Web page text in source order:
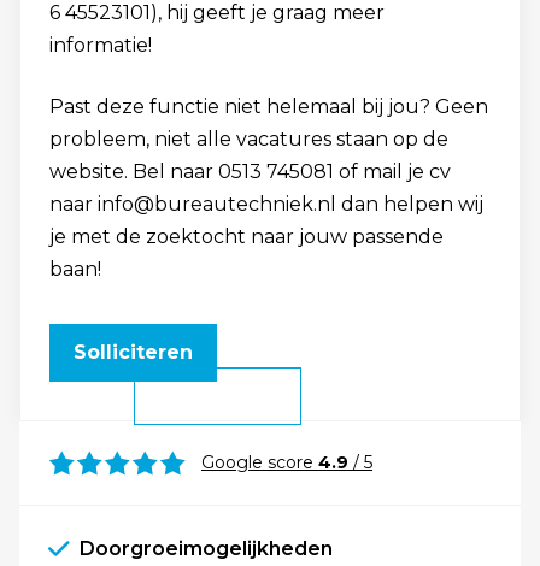
6 45523101), hij geeft je graag meer
informatie!
Past deze functie niet helemaal bij jou? Geen
probleem, niet alle vacatures staan op de
website. Bel naar 0513 745081 of mail je cv
naar info@bureautechniek.nl dan helpen wij
je met de zoektocht naar jouw passende
baan!
Solliciteren
Google score 4.9 / 5
Doorgroeimogelijkheden